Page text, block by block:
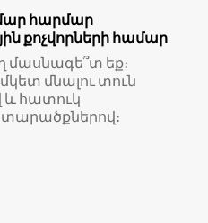
հարմար
քոչվորների համար
եք։
մնալու տուն
և հատուկ